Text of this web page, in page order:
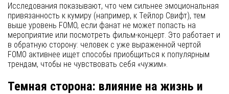
Исследования показывают, что чем сильнее эмоциональная
привязанность к кумиру (например, к Тейлор Свифт), тем
выше уровень FOMO, если фанат не может попасть на
мероприятие или посмотреть фильм-концерт. Это работает и
в обратную сторону: человек с уже выраженной чертой
FOMO активнее ищет способы приобщиться к популярным
трендам, чтобы не чувствовать себя «чужим».
Темная сторона: влияние на жизнь и